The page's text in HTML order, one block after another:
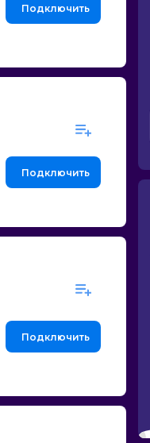
Подключить
Подключить
Подключить